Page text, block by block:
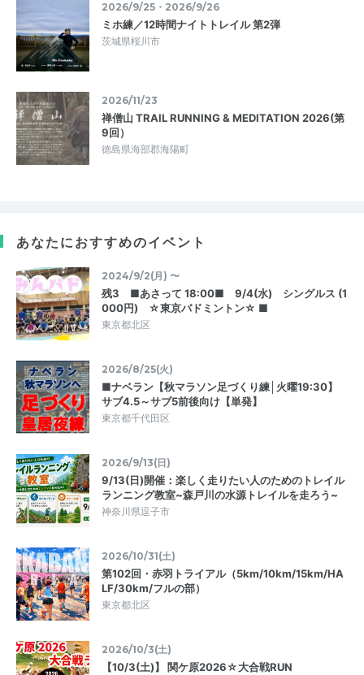
2026/9/25・2026/9/26
ミホ練／12時間ナイトトレイル 第2弾
茨城県桜川市
2026/11/23
禅僧山 TRAIL RUNNING & MEDITATION 2026(第
9回）
徳島県海部郡海陽町
あなたにおすすめのイベント
2024/9/2(月) 〜
残3 ■あさって 18:00■ 9/4(水) シングルス (1
000円) ☆東京バドミントン☆ ■
東京都北区
2026/8/25(火)
■ナベラン【秋マラソン足づくり練│火曜19:30】
サブ4.5～サブ5前後向け【単発】
東京都千代田区
2026/9/13(日)
9/13(日)開催：楽しく走りたい人のためのトレイル
ランニング教室~森戸川の水源トレイルを走ろう~
神奈川県逗子市
2026/10/31(土)
第102回・赤羽トライアル（5km/10km/15km/HA
LF/30km/フルの部）
東京都北区
2026/10/3(土)
【10/3(土)】 関ケ原2026☆大合戦RUN